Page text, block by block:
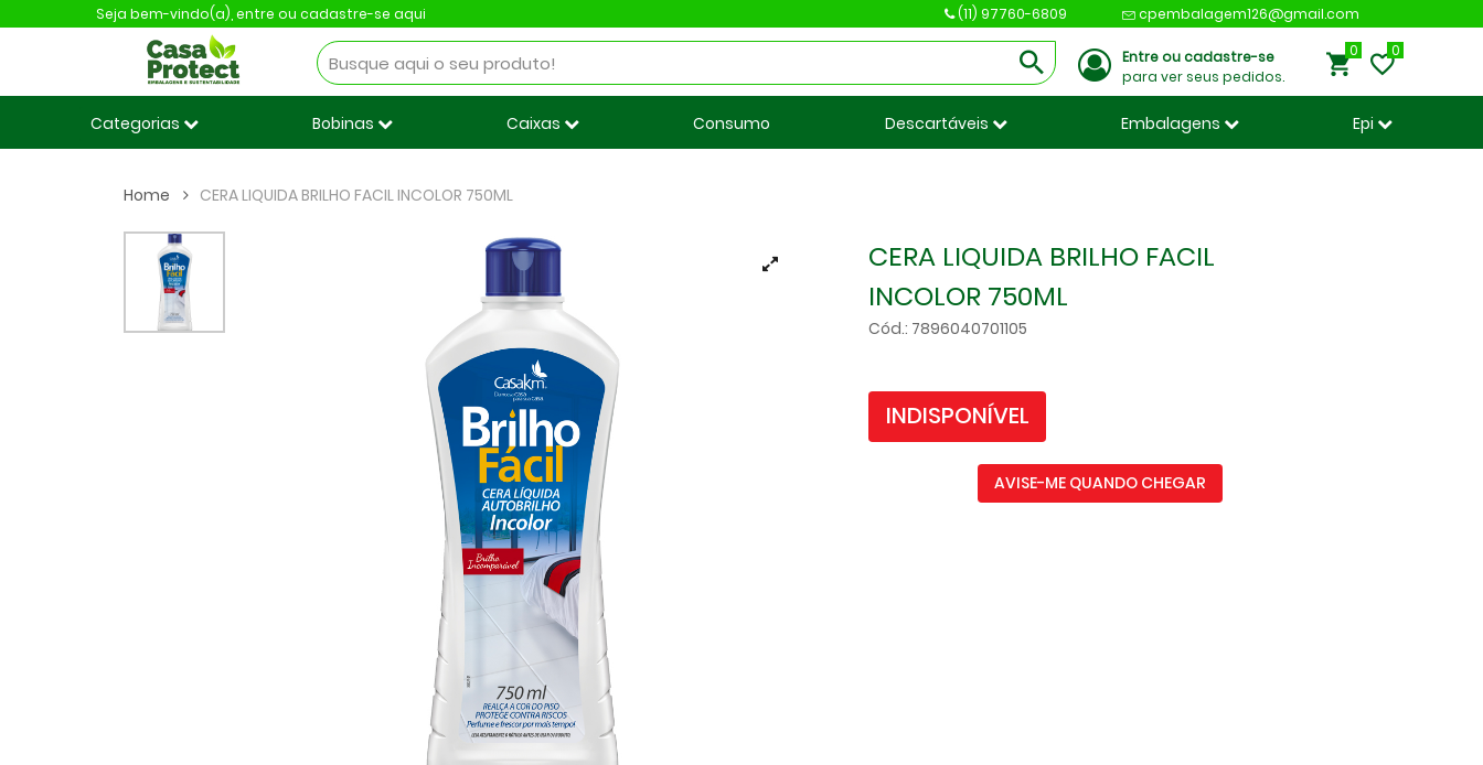
Seja bem-vindo(a), entre ou cadastre-se aqui (11) 97760-6809 cpembalagem126@gmail.com
Entre ou cadastre-se
para ver seus pedidos.
0
Categorias Bobinas Caixas Consumo Descartáveis Embalagens Epi
Home CERA LIQUIDA BRILHO FACIL INCOLOR 750ML
CERA LIQUIDA BRILHO FACIL
INCOLOR 750ML
Cód.: 7896040701105
INDISPONÍVEL
AVISE-ME QUANDO CHEGAR